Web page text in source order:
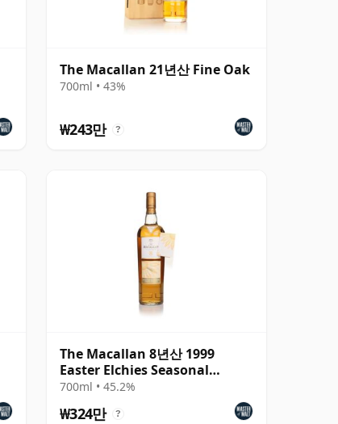
The Macallan 21년산 Fine Oak
700ml • 43%
₩243만 ?
The Macallan 8년산 1999
Easter Elchies Seasonal
Selection - Summe
700ml • 45.2%
₩324만 ?